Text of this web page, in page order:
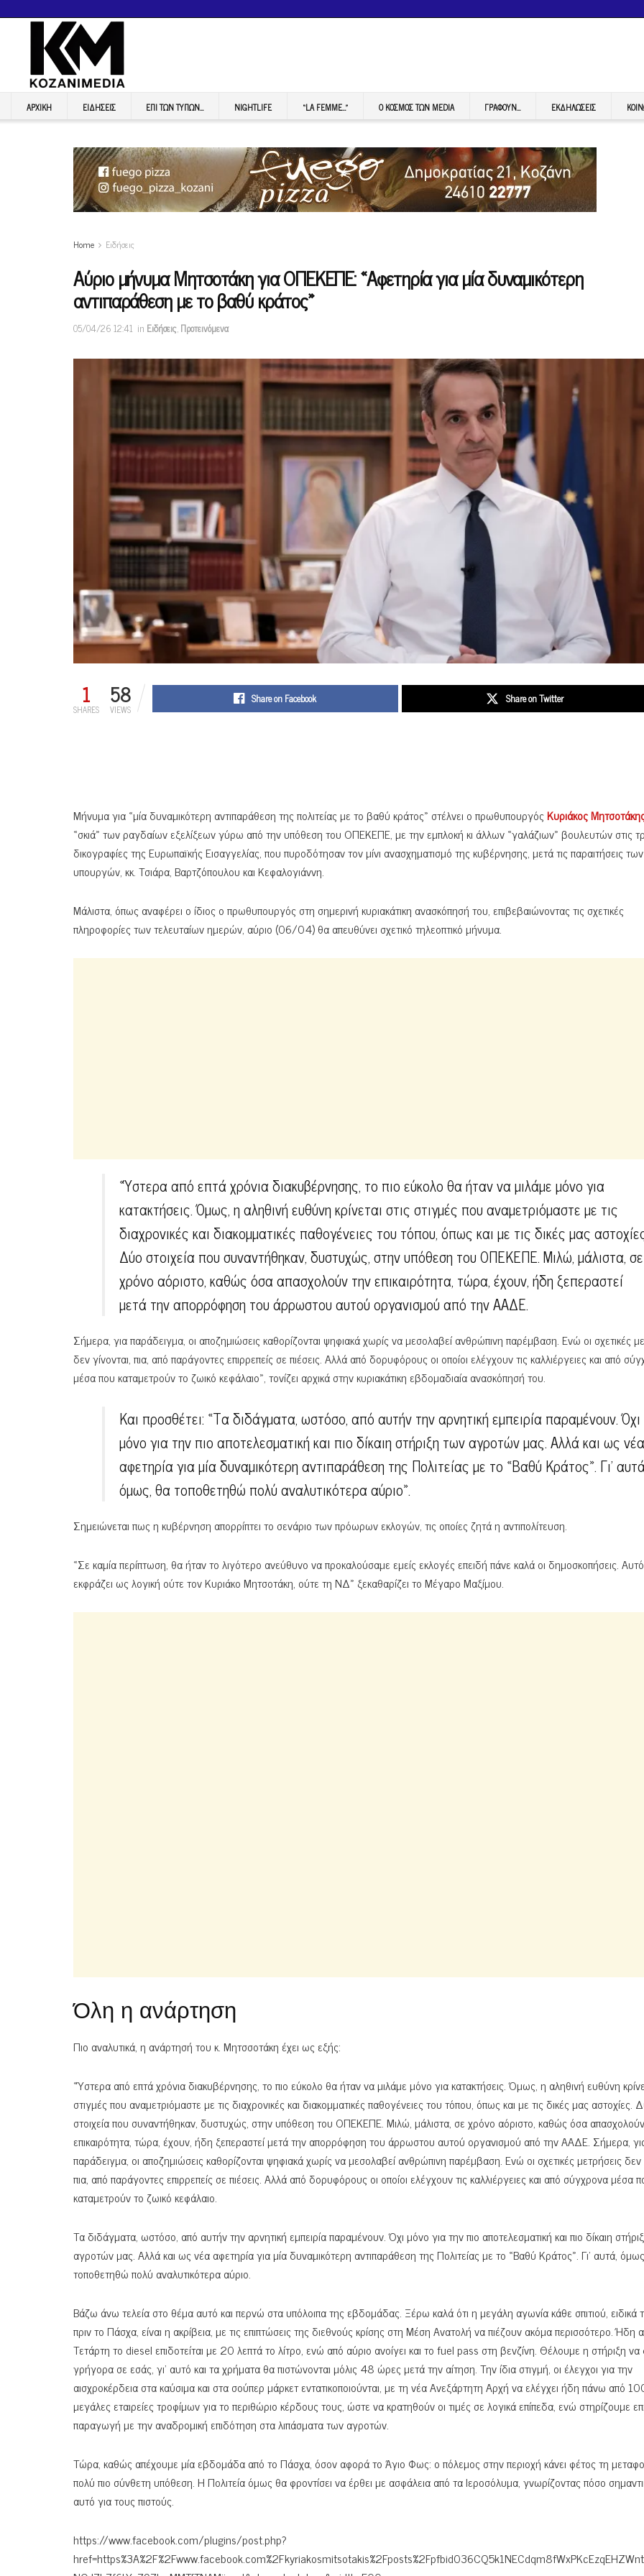
ΑΡΧΙΚΉ ΕΙΔΉΣΕΙΣ ΕΠI ΤΩΝ ΤΥΠΩΝ… NIGHTLIFE “LA FEMME…” Ο ΚΟΣΜΟΣ ΤΩΝ MEDIA ΓΡΆΦΟΥΝ… ΕΚΔΗΛΏΣΕΙΣ
Home Ειδήσεις
Αύριο μήνυμα Μητσοτάκη για ΟΠΕΚΕΠΕ: «Αφετηρία για μία δυναμικότερη
αντιπαράθεση με το βαθύ κράτος»
05/04/26 12:41 in Ειδήσεις,Προτεινόμενα
1
SHARES 58
VIEWS
Share on Facebook Share on Twitter
Μήνυμα για «μία δυναμικότερη αντιπαράθεση της πολιτείας με το βαθύ κράτος» στέλνει ο πρωθυπουργόςΚυριάκος
«σκιά» των ραγδαίων εξελίξεων γύρω από την υπόθεση του ΟΠΕΚΕΠΕ, με την εμπλοκή κι άλλων «γαλάζιων» βουλευτών στις
δικογραφίες της Ευρωπαϊκής Εισαγγελίας, που πυροδότησαν τον μίνι ανασχηματισμό της κυβέρνησης, μετά τις παραιτήσεις
υπουργών, κκ. Τσιάρα, Βαρτζόπουλου και Κεφαλογιάννη.
Μάλιστα, όπως αναφέρει ο ίδιος ο πρωθυπουργός στη σημερινή κυριακάτικη ανασκόπησή του, επιβεβαιώνοντας τις σχετικές
πληροφορίες των τελευταίων ημερών, αύριο (06/04) θα απευθύνει σχετικό τηλεοπτικό μήνυμα.
«Ύστερα από επτά χρόνια διακυβέρνησης, το πιο εύκολο θα ήταν να μιλάμε μόνο για
κατακτήσεις. Όμως, η αληθινή ευθύνη κρίνεται στις στιγμές που αναμετριόμαστε με τις
διαχρονικές και διακομματικές παθογένειες του τόπου, όπως και με τις δικές μας
Δύο στοιχεία που συναντήθηκαν, δυστυχώς, στην υπόθεση του ΟΠΕΚΕΠΕ. Μιλώ, μάλιστα, σε
χρόνο αόριστο, καθώς όσα απασχολούν την επικαιρότητα, τώρα, έχουν, ήδη ξεπεραστεί
μετά την απορρόφηση του άρρωστου αυτού οργανισμού από την ΑΑΔΕ.
Σήμερα, για παράδειγμα, οι αποζημιώσεις καθορίζονται ψηφιακά χωρίς να μεσολαβεί ανθρώπινη παρέμβαση. Ενώ οι σχετικές
δεν γίνονται, πια, από παράγοντες επιρρεπείς σε πιέσεις. Αλλά από δορυφόρους οι οποίοι ελέγχουν τις καλλιέργειες και από
μέσα που καταμετρούν το ζωικό κεφάλαιο», τονίζει αρχικά στην κυριακάτικη εβδομαδιαία ανασκόπησή του.
Και προσθέτει: «Τα διδάγματα, ωστόσο, από αυτήν την αρνητική εμπειρία παραμένουν. Όχι
μόνο για την πιο αποτελεσματική και πιο δίκαιη στήριξη των αγροτών μας. Αλλά και ως νέα
αφετηρία για μία δυναμικότερη αντιπαράθεση της Πολιτείας με το «Βαθύ Κράτος». Γι’
όμως, θα τοποθετηθώ πολύ αναλυτικότερα αύριο».
Σημειώνεται πως η κυβέρνηση απορρίπτει το σενάριο των πρόωρων εκλογών, τις οποίες ζητά η αντιπολίτευση.
«Σε καμία περίπτωση, θα ήταν το λιγότερο ανεύθυνο να προκαλούσαμε εμείς εκλογές επειδή πάνε καλά οι δημοσκοπήσεις.
εκφράζει ως λογική ούτε τον Κυριάκο Μητσοτάκη, ούτε τη ΝΔ» ξεκαθαρίζει το Μέγαρο Μαξίμου.
Όλη η ανάρτηση
Πιο αναλυτικά, η ανάρτησή του κ. Μητσσοτάκη έχει ως εξής:
«Ύστερα από επτά χρόνια διακυβέρνησης, το πιο εύκολο θα ήταν να μιλάμε μόνο για κατακτήσεις. Όμως, η αληθινή ευθύνη
στιγμές που αναμετριόμαστε με τις διαχρονικές και διακομματικές παθογένειες του τόπου, όπως και με τις δικές μας αστοχίες.
στοιχεία που συναντήθηκαν, δυστυχώς, στην υπόθεση του ΟΠΕΚΕΠΕ. Μιλώ, μάλιστα, σε χρόνο αόριστο, καθώς όσα
επικαιρότητα, τώρα, έχουν, ήδη ξεπεραστεί μετά την απορρόφηση του άρρωστου αυτού οργανισμού από την ΑΑΔΕ. Σήμερα,
παράδειγμα, οι αποζημιώσεις καθορίζονται ψηφιακά χωρίς να μεσολαβεί ανθρώπινη παρέμβαση. Ενώ οι σχετικές μετρήσεις δεν
πια, από παράγοντες επιρρεπείς σε πιέσεις. Αλλά από δορυφόρους οι οποίοι ελέγχουν τις καλλιέργειες και από σύγχρονα μέσα
καταμετρούν το ζωικό κεφάλαιο.
Τα διδάγματα, ωστόσο, από αυτήν την αρνητική εμπειρία παραμένουν. Όχι μόνο για την πιο αποτελεσματική και πιο δίκαιη
αγροτών μας. Αλλά και ως νέα αφετηρία για μία δυναμικότερη αντιπαράθεση της Πολιτείας με το «Βαθύ Κράτος». Γι’ αυτά,
τοποθετηθώ πολύ αναλυτικότερα αύριο.
Βάζω άνω τελεία στο θέμα αυτό και περνώ στα υπόλοιπα της εβδομάδας. Ξέρω καλά ότι η μεγάλη αγωνία κάθε σπιτιού, ειδικά
πριν το Πάσχα, είναι η ακρίβεια, με τις επιπτώσεις της διεθνούς κρίσης στη Μέση Ανατολή να πιέζουν ακόμα περισσότερο. Ήδη
Τετάρτη το diesel επιδοτείται με 20 λεπτά το λίτρο, ενώ από αύριο ανοίγει και το fuel pass στη βενζίνη. Θέλουμε η στήριξη να
γρήγορα σε εσάς, γι’ αυτό και τα χρήματα θα πιστώνονται μόλις 48 ώρες μετά την αίτηση. Την ίδια στιγμή, οι έλεγχοι για την
αισχροκέρδεια στα καύσιμα και στα σούπερ μάρκετ εντατικοποιούνται, με τη νέα Ανεξάρτητη Αρχή να ελέγχει ήδη πάνω από
μεγάλες εταιρείες τροφίμων για το περιθώριο κέρδους τους, ώστε να κρατηθούν οι τιμές σε λογικά επίπεδα, ενώ στηρίζουμε
παραγωγή με την αναδρομική επιδότηση στα λιπάσματα των αγροτών.
Τώρα, καθώς απέχουμε μία εβδομάδα από το Πάσχα, όσον αφορά το Άγιο Φως: ο πόλεμος στην περιοχή κάνει φέτος τη
πολύ πιο σύνθετη υπόθεση. Η Πολιτεία όμως θα φροντίσει να έρθει με ασφάλεια από τα Ιεροσόλυμα, γνωρίζοντας πόσο
αυτό για τους πιστούς.
https://www.facebook.com/plugins/post.php?